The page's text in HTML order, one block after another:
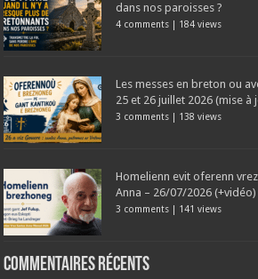
dans nos paroisses ?
4 comments | 184 views
Les messes en breton ou
25 et 26 juillet 2026 (mise
3 comments | 138 views
Homelienn evit oferenn
Anna – 26/07/2026 (+vidéo)
3 comments | 141 views
Commentaires récents